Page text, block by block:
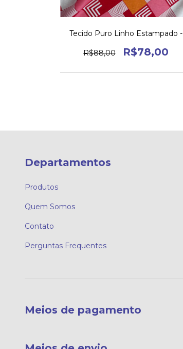
Tecido Puro Linho Estampado -
R$88,00 R$78,00
Departamentos
Produtos
Quem Somos
Contato
Perguntas Frequentes
Meios de pagamento